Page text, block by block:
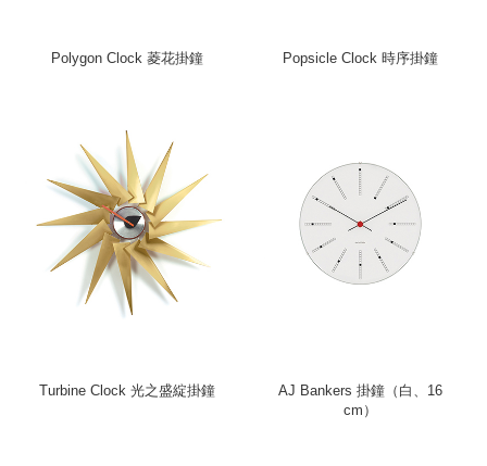
Polygon Clock 菱花掛鐘 Popsicle Clock 時序掛鐘
Turbine Clock 光之盛綻掛鐘
AJ Bankers 掛鐘（白、16
cm）